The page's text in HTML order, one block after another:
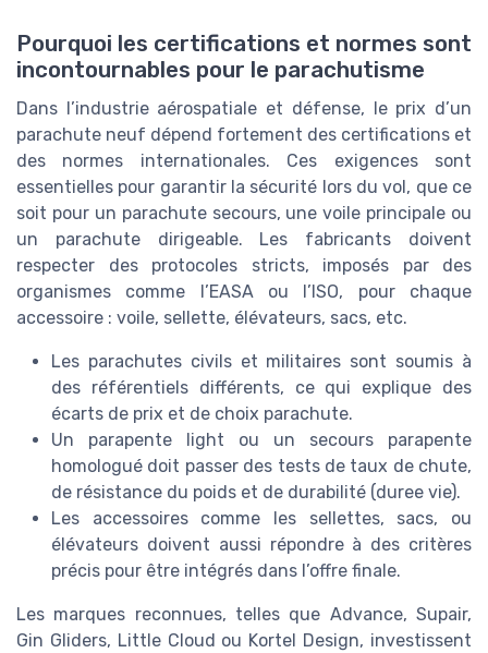
Pourquoi les certifications et normes sont
incontournables pour le parachutisme
Dans l’industrie aérospatiale et défense, le prix d’un
parachute neuf dépend fortement des certifications et
des normes internationales. Ces exigences sont
essentielles pour garantir la sécurité lors du vol, que ce
soit pour un parachute secours, une voile principale ou
un parachute dirigeable. Les fabricants doivent
respecter des protocoles stricts, imposés par des
organismes comme l’EASA ou l’ISO, pour chaque
accessoire : voile, sellette, élévateurs, sacs, etc.
Les parachutes civils et militaires sont soumis à
des référentiels différents, ce qui explique des
écarts de prix et de choix parachute.
Un parapente light ou un secours parapente
homologué doit passer des tests de taux de chute,
de résistance du poids et de durabilité (duree vie).
Les accessoires comme les sellettes, sacs, ou
élévateurs doivent aussi répondre à des critères
précis pour être intégrés dans l’offre finale.
Les marques reconnues, telles que Advance, Supair,
Gin Gliders, Little Cloud ou Kortel Design, investissent